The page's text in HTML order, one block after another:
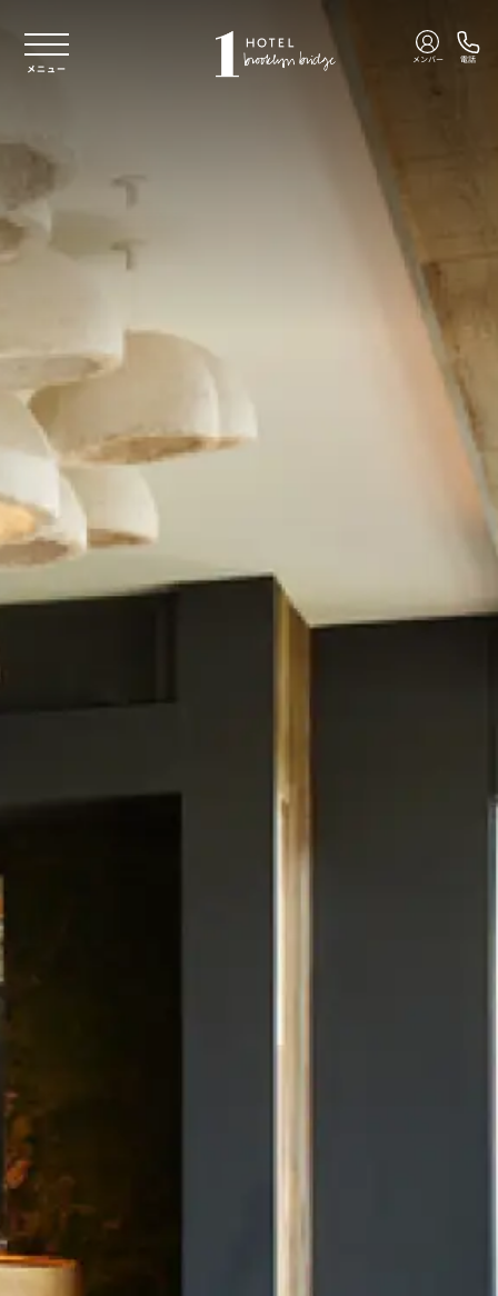
メニュー
メンバー 電話